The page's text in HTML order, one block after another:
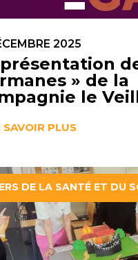
2025
» de la
le
SAVOIR PLUS
DE LA SANTÉ ET DU